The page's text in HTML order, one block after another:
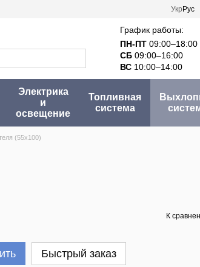
Укр Рус
График работы:
ПН-ПТ 09:00–18:00
СБ 09:00–16:00
ВС 10:00–14:00
Электрика
и
освещение
Топливная
система
(55x100)
К
Быстрый заказ